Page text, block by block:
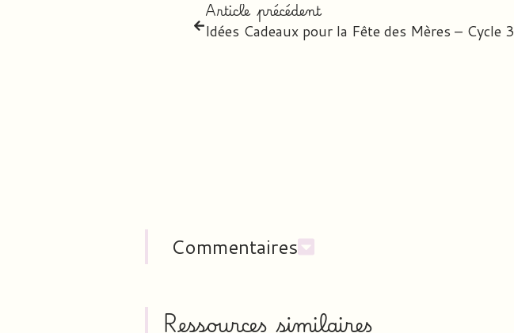
Article précédent
Idées Cadeaux pour la Fête des Mères – Cycle 3
Commentaires
Ressources similaires